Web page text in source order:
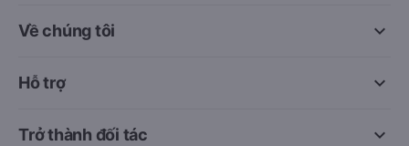
keyboard_arrow_down
Về chúng tôi
keyboard_arrow_down
Hỗ trợ
keyboard_arrow_down
Trở thành đối tác